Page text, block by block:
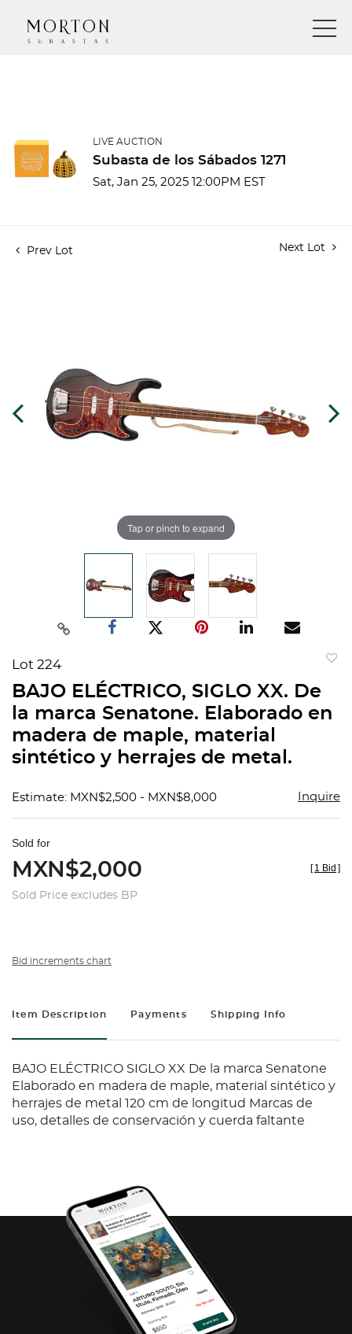
LIVE AUCTION
Subasta de los Sábados 1271
Sat, Jan 25, 2025 12:00PM EST
Prev Lot Next Lot
Tap or pinch to expand
Lot 224
BAJO ELÉCTRICO, SIGLO XX. De
la marca Senatone. Elaborado en
madera de maple, material
sintético y herrajes de metal.
Estimate: MXN$2,500 - MXN$8,000 Inquire
Sold for
MXN$2,000
Sold Price excludes BP
[ 1 Bid ]
Bid increments chart
Item Description Payments Shipping Info
BAJO ELÉCTRICO SIGLO XX De la marca Senatone
Elaborado en madera de maple, material sintético y
herrajes de metal 120 cm de longitud Marcas de
uso, detalles de conservación y cuerda faltante